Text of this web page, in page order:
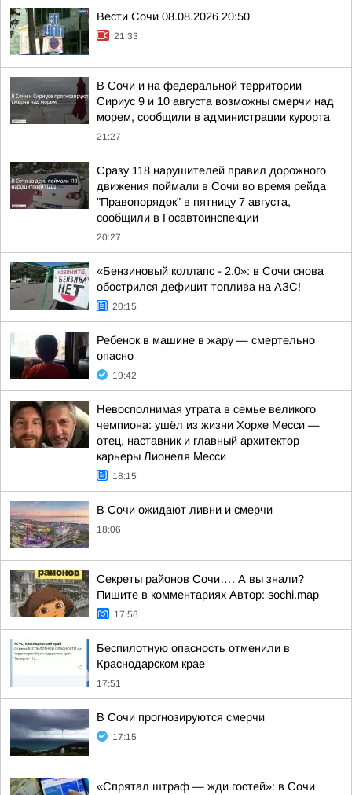
Вести Сочи 08.08.2026 20:50
21:33
В Сочи и на федеральной территории
Сириус 9 и 10 августа возможны смерчи над
морем, сообщили в администрации курорта
21:27
Сразу 118 нарушителей правил дорожного
движения поймали в Сочи во время рейда
"Правопорядок" в пятницу 7 августа,
сообщили в Госавтоинспекции
20:27
«Бензиновый коллапс - 2.0»: в Сочи снова
обострился дефицит топлива на АЗС!
20:15
Ребенок в машине в жару — смертельно
опасно
19:42
Невосполнимая утрата в семье великого
чемпиона: ушёл из жизни Хорхе Месси —
отец, наставник и главный архитектор
карьеры Лионеля Месси
18:15
В Сочи ожидают ливни и смерчи
18:06
Секреты районов Сочи…. А вы знали?
Пишите в комментариях Автор: sochi.map
17:58
Беспилотную опасность отменили в
Краснодарском крае
17:51
В Сочи прогнозируются смерчи
17:15
«Спрятал штраф — жди гостей»: в Сочи